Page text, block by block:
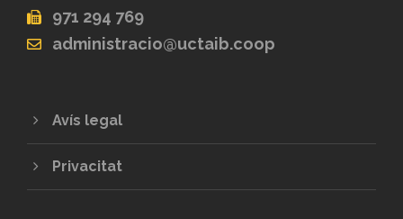
971 294 769
administracio@uctaib.coop
Avís legal
Privacitat